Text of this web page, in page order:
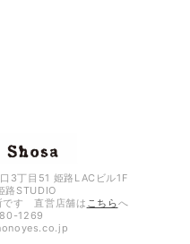
3丁目51 姫路LACビル1F
路STUDIO
です 直営店舗は こちらへ
1269